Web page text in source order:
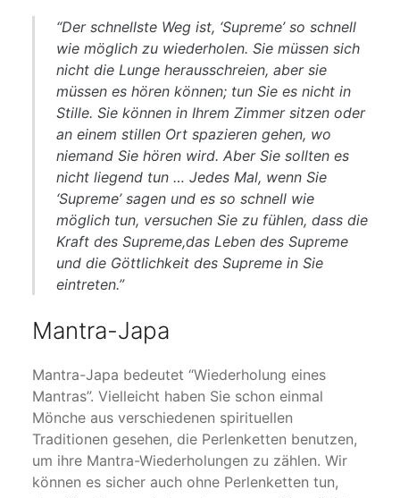
“Der schnellste Weg ist, ‘Supreme’ so schnell
wie möglich zu wiederholen. Sie müssen sich
nicht die Lunge herausschreien, aber sie
müssen es hören können; tun Sie es nicht in
Stille. Sie können in Ihrem Zimmer sitzen oder
an einem stillen Ort spazieren gehen, wo
niemand Sie hören wird. Aber Sie sollten es
nicht liegend tun … Jedes Mal, wenn Sie
‘Supreme’ sagen und es so schnell wie
möglich tun, versuchen Sie zu fühlen, dass die
Kraft des Supreme,das Leben des Supreme
und die Göttlichkeit des Supreme in Sie
eintreten.”
Mantra-Japa
Mantra-Japa bedeutet “Wiederholung eines
Mantras”. Vielleicht haben Sie schon einmal
Mönche aus verschiedenen spirituellen
Traditionen gesehen, die Perlenketten benutzen,
um ihre Mantra-Wiederholungen zu zählen. Wir
können es sicher auch ohne Perlenketten tun,